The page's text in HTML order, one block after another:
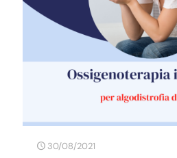
30/08/2021